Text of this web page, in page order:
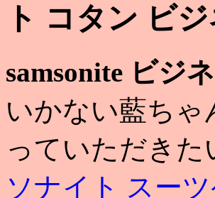
ト コタン ビ
samsonite ビジ
いかない藍ちゃ
っていただき
ソナイト スー